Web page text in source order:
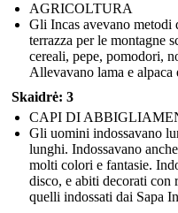
AGRICOLTURA
Gli Incas avevano metodi
terrazza per le montagne
cereali, pepe, pomodori,
Allevavano lama e
Skaidrė: 3
CAPI DI
Gli uomini indossavano
lunghi. Indossavano
molti colori e fantasie.
disco, e abiti decorati
quelli indossati dai Sapa